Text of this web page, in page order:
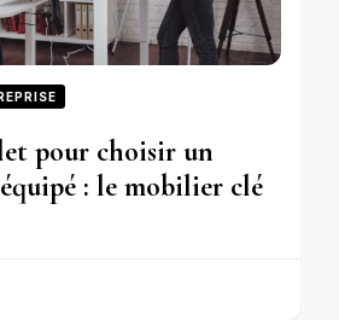
pour choisir un
: le mobilier clé